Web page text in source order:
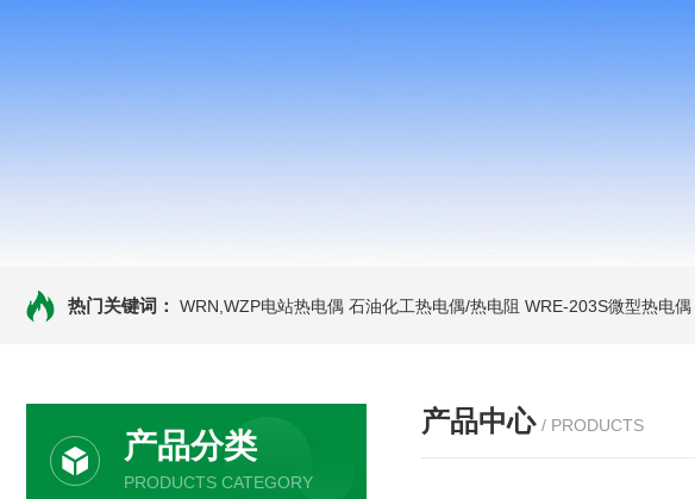
热门关键词： WRN,WZP电站热电偶 石油化工热电偶/热电阻 WRE-203S微型热电偶
产品分类
PRODUCTS CATEGORY
产品中心 / PRODUCTS